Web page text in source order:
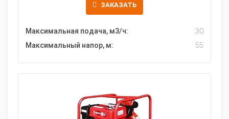
ЗАКАЗАТЬ
Максимальная подача, м3/ч:
30
Максимальный напор, м:
55